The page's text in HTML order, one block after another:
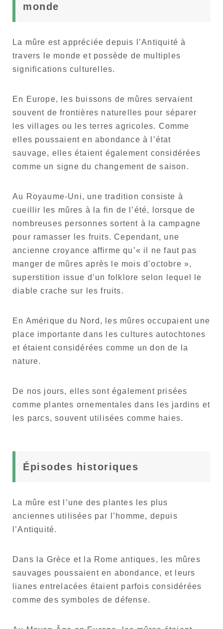
monde
La mûre est appréciée depuis l’Antiquité à
travers le monde et possède de multiples
significations culturelles.
En Europe, les buissons de mûres servaient
souvent de frontières naturelles pour séparer
les villages ou les terres agricoles. Comme
elles poussaient en abondance à l’état
sauvage, elles étaient également considérées
comme un signe du changement de saison.
Au Royaume-Uni, une tradition consiste à
cueillir les mûres à la fin de l’été, lorsque de
nombreuses personnes sortent à la campagne
pour ramasser les fruits. Cependant, une
ancienne croyance affirme qu’« il ne faut pas
manger de mûres après le mois d’octobre »,
superstition issue d’un folklore selon lequel le
diable crache sur les fruits.
En Amérique du Nord, les mûres occupaient une
place importante dans les cultures autochtones
et étaient considérées comme un don de la
nature.
De nos jours, elles sont également prisées
comme plantes ornementales dans les jardins et
les parcs, souvent utilisées comme haies.
Épisodes historiques
La mûre est l’une des plantes les plus
anciennes utilisées par l’homme, depuis
l’Antiquité.
Dans la Grèce et la Rome antiques, les mûres
sauvages poussaient en abondance, et leurs
lianes entrelacées étaient parfois considérées
comme des symboles de défense.